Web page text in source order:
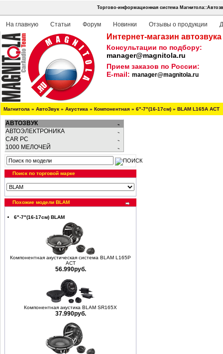
Торгово-информационная система
На главную Статьи Форум Новинки Отзывы о продукции
Интернет-магазин
Консультации по подбору:
manager@magnitola.ru
Прием заказов по России:
E-mail: manager@magnitola.ru
Магнитола » АвтоЗвук » Акустика » Компонентная » 6"-7"(16-17см) » BLAM L165A ACT
АВТОЗВУК
АВТОЭЛЕКТРОНИКА
CAR PC
1000 МЕЛОЧЕЙ
Поиск по торговой марке
Похожие модели BLAM
6"-7"(16-17см) BLAM
Компонентная акустическая система BLAM L165P
ACT
56.990руб.
Компонентная акустика BLAM SR165X
37.990руб.